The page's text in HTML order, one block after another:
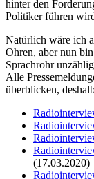
hinter den
Politiker führen
Natürlich wäre ich
Ohren, aber nun
Sprachrohr
Alle
überblicken,
(17.03.2020)